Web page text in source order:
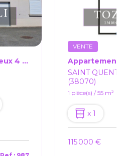
Appartement Heyrieux 4 Pièce(s) 79.64 M2
VENTE
SAINT
(38070)
1 pièce(s) / 55 m²
x 1
115 000 €